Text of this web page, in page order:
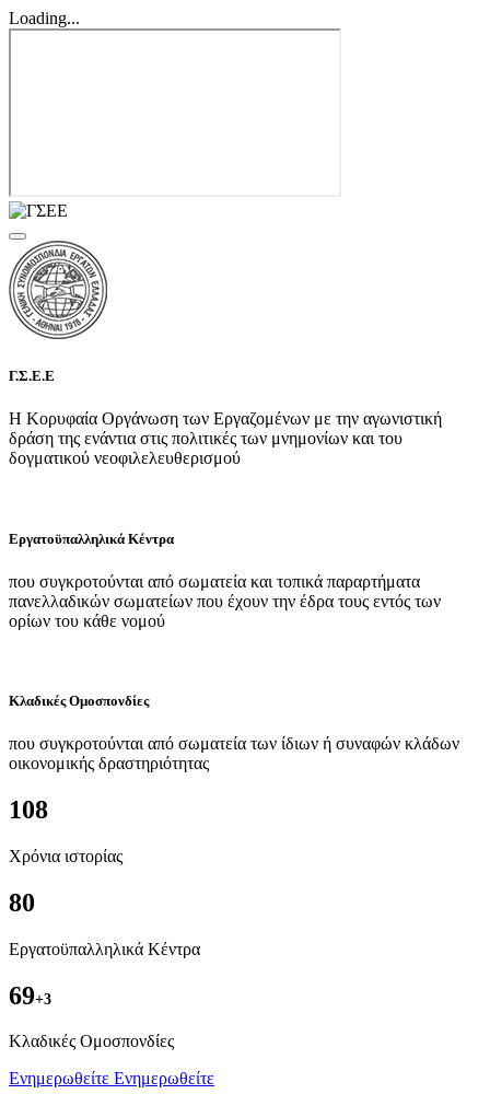
Loading...
Γ.Σ.Ε.Ε
Η Κορυφαία Οργάνωση των Εργαζομένων με την αγωνιστική
δράση της ενάντια στις πολιτικές των μνημονίων και του
δογματικού νεοφιλελευθερισμού
Εργατοϋπαλληλικά Κέντρα
που συγκροτούνται από σωματεία και τοπικά παραρτήματα
πανελλαδικών σωματείων που έχουν την έδρα τους εντός των
ορίων του κάθε νομού
Κλαδικές Ομοσπονδίες
που συγκροτούνται από σωματεία των ίδιων ή συναφών κλάδων
οικονομικής δραστηριότητας
108
Χρόνια ιστορίας
80
Εργατοϋπαλληλικά Κέντρα
69+3
Kλαδικές Ομοσπονδίες
Ενημερωθείτε Ενημερωθείτε